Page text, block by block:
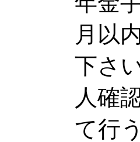
月以
下さ
人確
て行